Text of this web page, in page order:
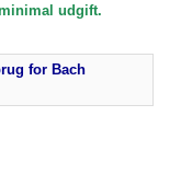
udgift.
for Bach